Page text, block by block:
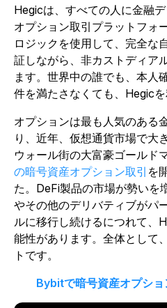
Hegicは、すべての人に金融
オプション取引プラットフォ
ロジックを使用して、完全な
証しながら、非カストディア
ます。世界中の誰でも、本人
件を満たさなくても、Hegicを
オプションは最も人気のある
り、近年、仮想通貨市場で大
ウォール街の大富豪ゴールド
の暗号資産オプション取引 を
た。DeFi製品の市場が勢いを
やその他のデリバティブがパ
ルに移行し続けるにつれて、
能性があります。全体として
トです。
Bybitで暗号資産オプショ